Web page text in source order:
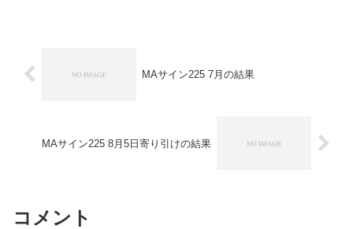
MAサイン225 7月の結果
MAサイン225 8月5日寄り引けの結果
コメント